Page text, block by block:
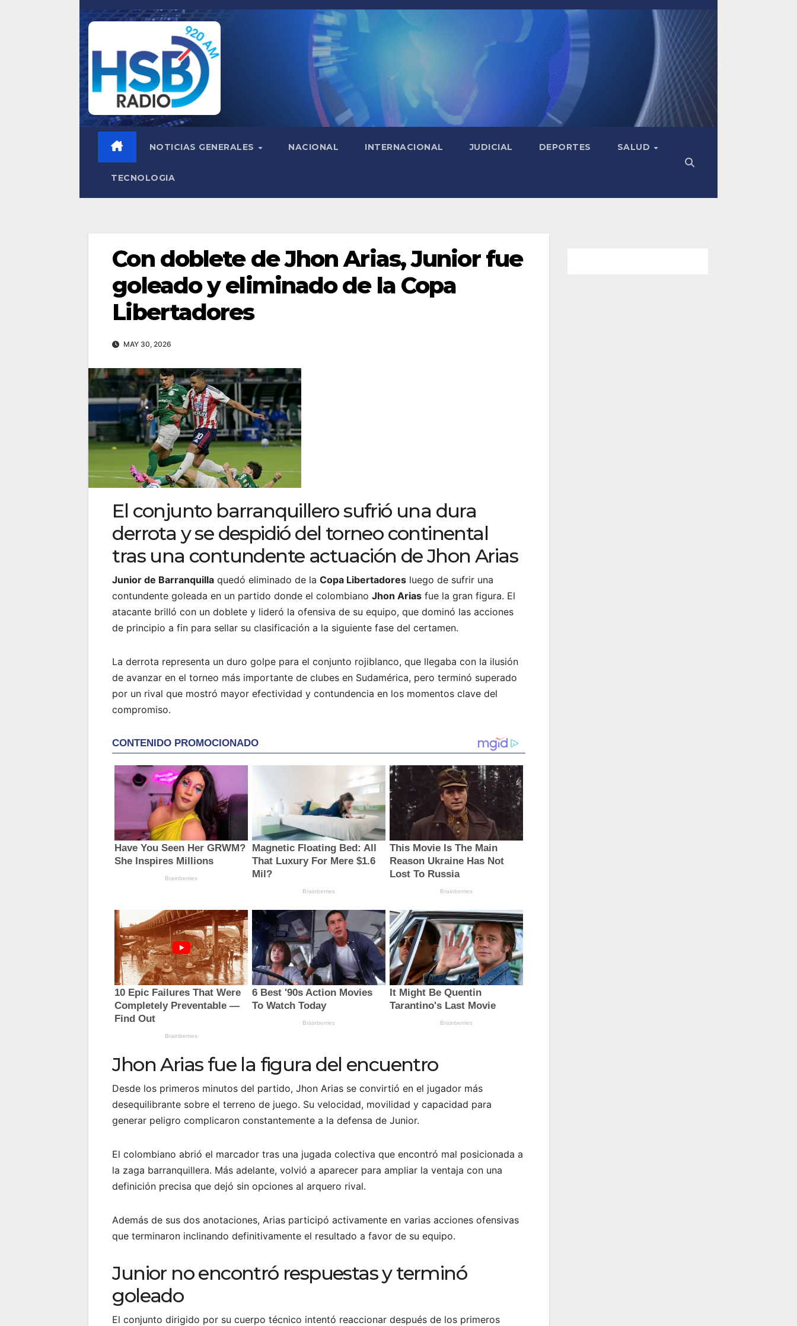
Saltar
contenido
NOTICIAS GENERALES NACIONAL INTERNACIONAL JUDICIAL DEPORTES SALUD
TECNOLOGIA
Con doblete de Jhon Arias, Junior fue
goleado y eliminado de la Copa
Libertadores
MAY 30, 2026
El conjunto barranquillero sufrió una dura
derrota y se despidió del torneo continental
tras una contundente actuación de Jhon Arias
Junior de Barranquilla quedó eliminado de laCopa Libertadores luego de sufrir una
contundente goleada en un partido donde el colombianoJhon Arias fue la gran figura. El
atacante brilló con un doblete y lideró la ofensiva de su equipo, que dominó las acciones
de principio a fin para sellar su clasificación a la siguiente fase del certamen.
La derrota representa un duro golpe para el conjunto rojiblanco, que llegaba con la ilusión
de avanzar en el torneo más importante de clubes en Sudamérica, pero terminó superado
por un rival que mostró mayor efectividad y contundencia en los momentos clave del
compromiso.
Jhon Arias fue la figura del encuentro
Desde los primeros minutos del partido, Jhon Arias se convirtió en el jugador más
desequilibrante sobre el terreno de juego. Su velocidad, movilidad y capacidad para
generar peligro complicaron constantemente a la defensa de Junior.
El colombiano abrió el marcador tras una jugada colectiva que encontró mal posicionada a
la zaga barranquillera. Más adelante, volvió a aparecer para ampliar la ventaja con una
definición precisa que dejó sin opciones al arquero rival.
Además de sus dos anotaciones, Arias participó activamente en varias acciones ofensivas
que terminaron inclinando definitivamente el resultado a favor de su equipo.
Junior no encontró respuestas y terminó
goleado
El conjunto dirigido por su cuerpo técnico intentó reaccionar después de los primeros